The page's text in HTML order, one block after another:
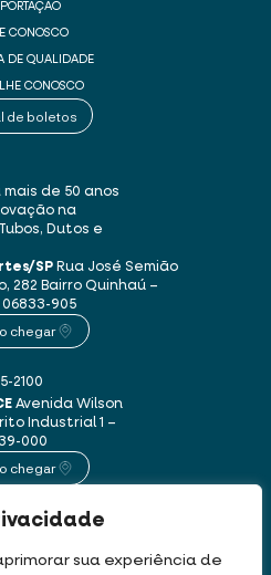
sua experiência de
CONOSCO
DE QUALIDADE
CONOSCO
de boletos
mais de 50 anos
na
Dutos e
SPRua José Semião
282 Bairro Quinhaú –
905
chegar
2100
Avenida Wilson
Industrial 1 –
000
chegar
1235